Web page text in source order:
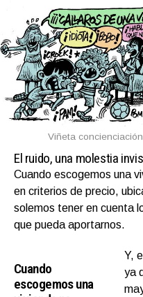
Viñeta
El ruido, una molestia
Cuando escogemos una
en criterios de precio,
solemos tener en cuenta
que pueda aportarnos.
Cuando
escogemos una
Y,
ya